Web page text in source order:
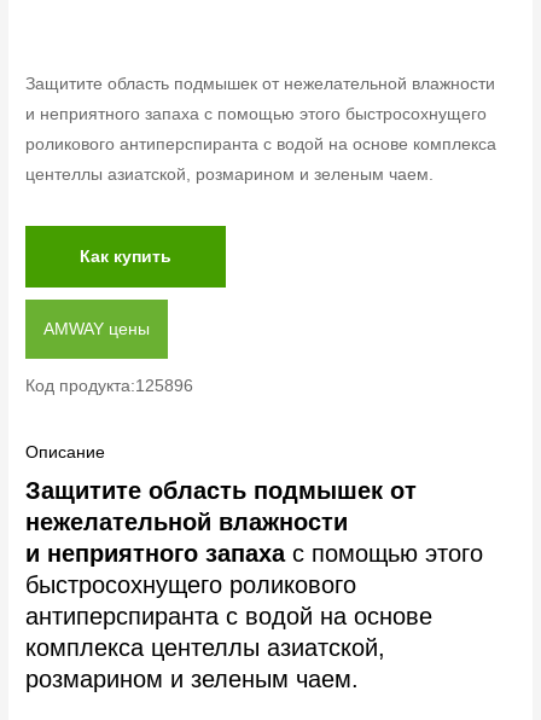
Защитите область подмышек от нежелательной влажности
и неприятного запаха с помощью этого быстросохнущего
роликового антиперспиранта с водой на основе комплекса
центеллы азиатской, розмарином и зеленым чаем.
Как купить
AMWAY цены
Код продукта:125896
Описание
Защитите область подмышек от
нежелательной влажности
и неприятного запахас помощью этого
быстросохнущего роликового
антиперспиранта с водой на основе
комплекса центеллы азиатской,
розмарином и зеленым чаем.